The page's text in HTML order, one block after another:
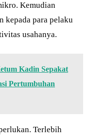
Kemudian
kepada para pelaku
usahanya.
Kadin Sepakat
Pertumbuhan
Terlebih